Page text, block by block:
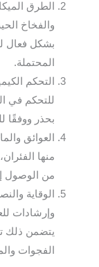
الطرق
والفخاخ
بشكل فعال
المحتملة.
التحكم
للتحكم في
بحذر ووفقًا
العوائق
منها
من الوصول
الوقاية
وإرشادات
يتضمن ذلك
الفجوات